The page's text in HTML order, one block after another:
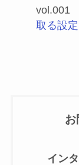
vol.001
取る設定
お
イン